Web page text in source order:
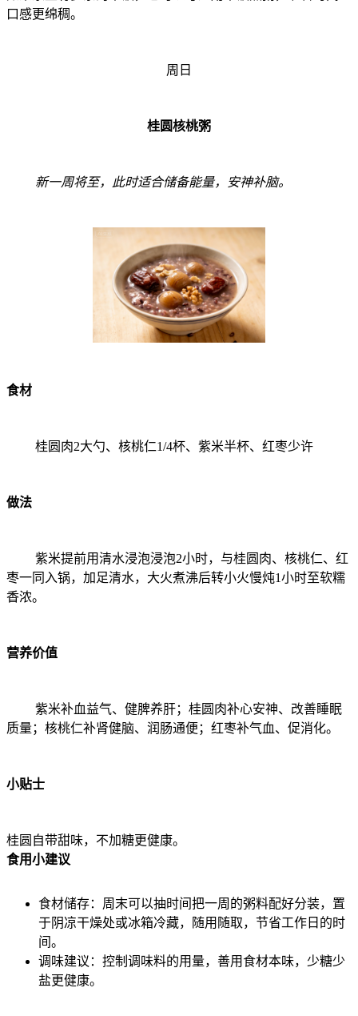
口感更绵稠。
周日
桂圆核桃粥
新一周将至，此时适合储备能量，安神补脑。
食材
桂圆肉2大勺、核桃仁1/4杯、紫米半杯、红枣少许
做法
紫米提前用清水浸泡浸泡2小时，与桂圆肉、核桃仁、红
枣一同入锅，加足清水，大火煮沸后转小火慢炖1小时至软糯
香浓。
营养价值
紫米补血益气、健脾养肝；桂圆肉补心安神、改善睡眠
质量；核桃仁补肾健脑、润肠通便；红枣补气血、促消化。
小贴士
桂圆自带甜味，不加糖更健康。
食用小建议
食材储存：周末可以抽时间把一周的粥料配好分装，置
于阴凉干燥处或冰箱冷藏，随用随取，节省工作日的时
间。
调味建议：控制调味料的用量，善用食材本味，少糖少
盐更健康。